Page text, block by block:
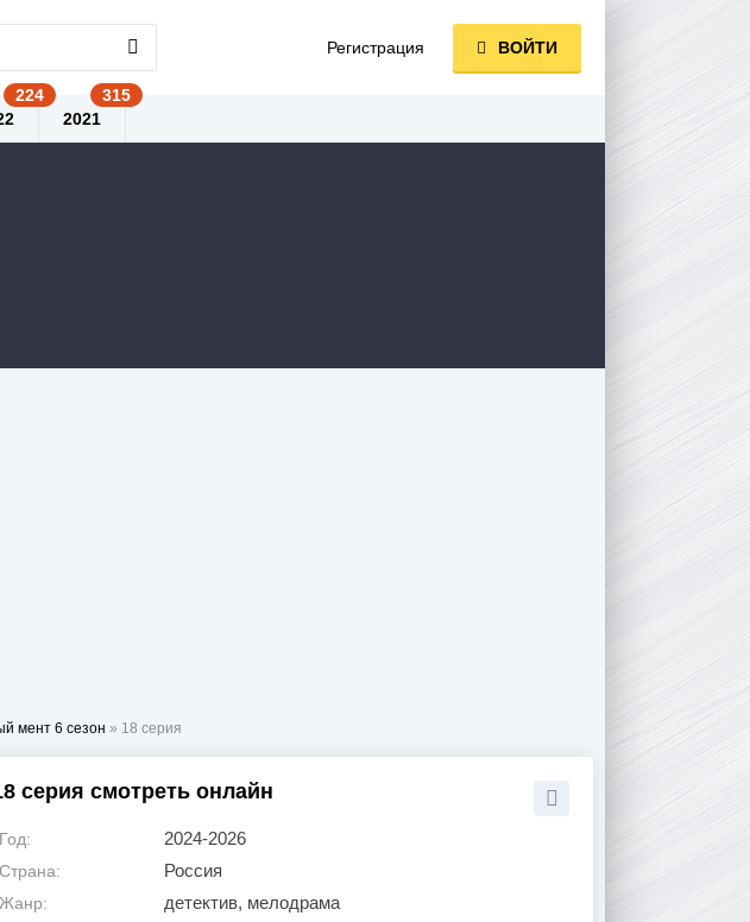
мент 6 сезон » 18 серия
серия смотреть онлайн
Год: 2024-2026
Страна: Россия
Жанр: детектив, мелодрама
Регистрация ВОЙТИ
2021